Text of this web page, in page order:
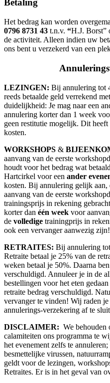
Betaling
Het bedrag kan worden
0796 8731 43 t.n.v. “H.J. Borst”
de activiteit. Alleen indien uw
ons bent u verzekerd van een
LEZINGEN: Bij annulering tot
reeds betaalde geld verrekend
duidelijkheid: Je mag naar een
annulering korter dan 1 week
geen restitutie mogelijk. Dit heeft
kosten.
WORKSHOPS &
aanvang van de eerste
houdt voor het bedrag wat
Hartcirkel voor een ander
kosten. Bij annulering gelijk aan,
aanvang van de eerste
trainingsprijs in rekening
korter dan één week voor
de volledige trainingprijs in
ook een vervanger aanwezig zijn!
RETRAITES: Bij annulering
Retraite betaal je 25% van de
weken betaal je 50%. Daarna
verschuldigd. Annuleer je in de
bestellingen voor het eten
retraite bedrag verschuldigd.
vervanger te vinden! Wij raden
annulerings-verzekering af te
DISCLAIMER: We behouden
calamiteiten ons programma te
het evenement zelfs te
besmettelijke virussen,
geldt voor de lezingen,
Retraites. Er is in het geval van